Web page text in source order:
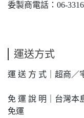
委製商電話：06-
運送方式
運 送 方 式｜超商／
免 運 說 明｜台灣本
免運